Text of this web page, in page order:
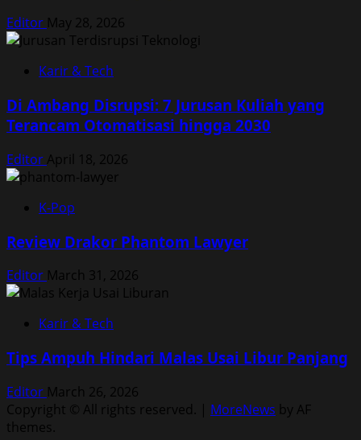
Editor May 28, 2026
Karir & Tech
Di Ambang Disrupsi: 7 Jurusan Kuliah yang
Terancam Otomatisasi hingga 2030
Editor April 18, 2026
K-Pop
Review Drakor Phantom Lawyer
Editor March 31, 2026
Karir & Tech
Tips Ampuh Hindari Malas Usai Libur Panjang
Editor March 26, 2026
Copyright © All rights reserved. | MoreNews by AF
themes.